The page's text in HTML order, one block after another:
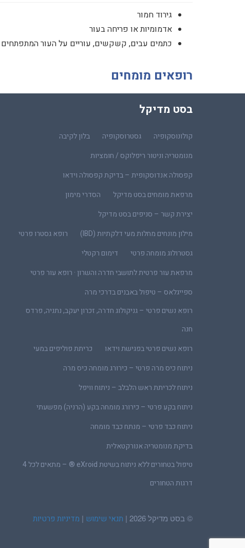
גירוד חמור
אדמומיות או פריחה בעור
כתמים עבים, קשקשים, עוריים על העור
רופאים מומחים
בסט מדיקל
קולונוסקופיה גסטרוסקופיה
בלון לקיבה
מנומטריה וניטור ריפלוקס / חומציות
קפסולה אנדוסקופית – בדיקת קפסולה וידאו
מרפאת מומחים בסט מדיקל
הסדרי מימון
יצירת קשר – סניפים בסט מדיקל
מילון מונחים מחלות מעי דלקתיות (IBD)
רופא גסטרו פרטי
גסטרולוג מומחה פרטי
דימום רקטלי
מרפאת עור פרטית לתושבי חדרה והשרון · רופא עור פרטי
ספייגלאס – טיפול באבנים בדרכי מרה
רופא נשים פרטי – גניקולוג חדרה, זכרון יעקב, נתניה, פרדס
חנה
רופא נשים פרטי בפגישת וידאו
כריתת פוליפים במעי
ניתוח כיס מרה פרטי – כירורג מומחה כיס מרה
ניתוח לכריתת ראש הלבלב – ניתוח וויפל
ניתוח בקע פרטי – כירורג מומחה בקע (הרניה) מפשעתי
ניתוח כבד פרטי – מנתח כבד מומחה
בדיקת מנומטריה אנורקטאלית
טיפול בטחורים ללא ניתוח בשיטת eXroid ® – מתאים לכל 4
דרגות הטחורים
© בסט מדיקל 2026 | תנאי שימוש | מדיניות פרטיות